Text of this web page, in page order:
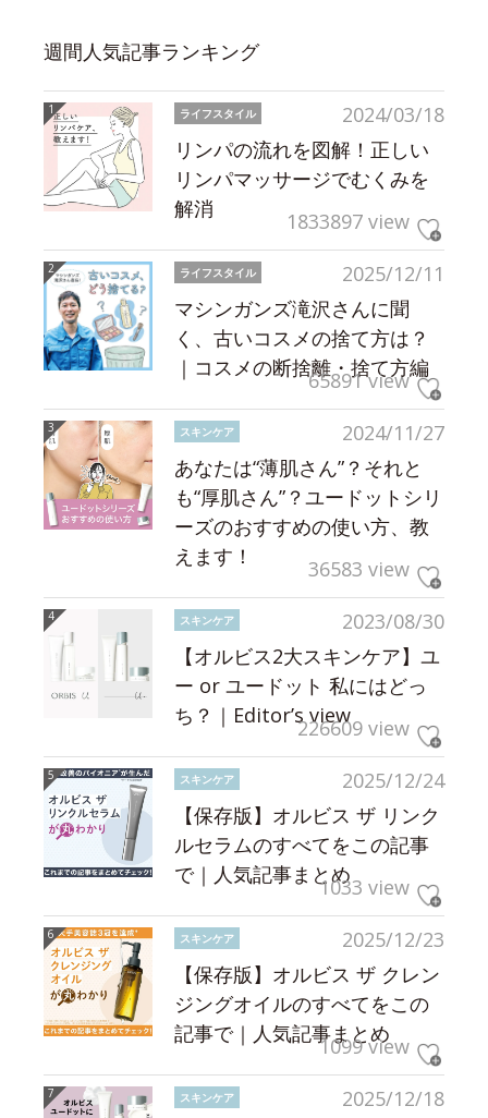
週間人気記事ランキング
2024/03/18
ライフスタイル
リンパの流れを図解！正しい
リンパマッサージでむくみを
解消
1833897 view
2025/12/11
ライフスタイル
マシンガンズ滝沢さんに聞
く、古いコスメの捨て方は？
｜コスメの断捨離・捨て方編
65891 view
2024/11/27
スキンケア
あなたは“薄肌さん”？それと
も“厚肌さん”？ユードットシリ
ーズのおすすめの使い方、教
えます！
36583 view
2023/08/30
スキンケア
【オルビス2大スキンケア】ユ
ー or ユードット 私にはどっ
ち？｜Editor’s view226609 view
2025/12/24
スキンケア
【保存版】オルビス ザ リンク
ルセラムのすべてをこの記事
で｜人気記事まとめ1033 view
2025/12/23
スキンケア
【保存版】オルビス ザ クレン
ジングオイルのすべてをこの
記事で｜人気記事まとめ
1099 view
2025/12/18
スキンケア